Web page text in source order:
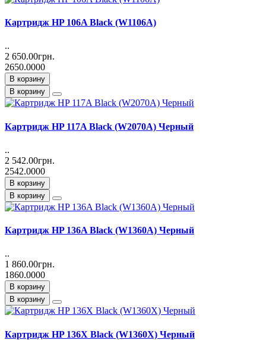
Картридж HP 106A Black (W1106A)
..
2 650.00грн.
2650.0000
В корзину
В корзину
Картридж HP 117A Black (W2070A) Черный
..
2 542.00грн.
2542.0000
В корзину
В корзину
Картридж HP 136A Black (W1360A) Черный
..
1 860.00грн.
1860.0000
В корзину
В корзину
Картридж HP 136X Black (W1360X) Черный